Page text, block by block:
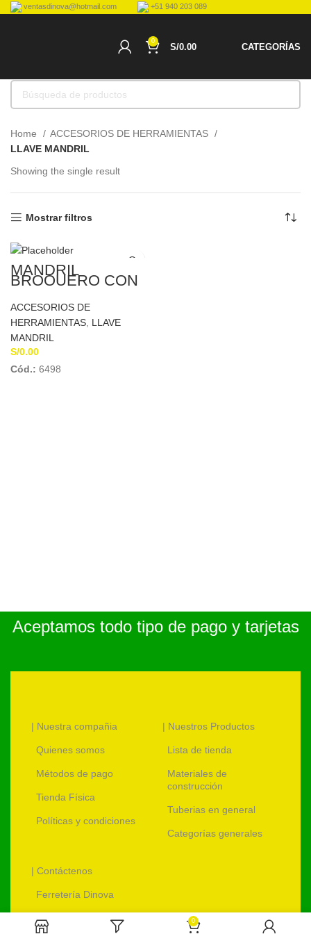
ventasdinova@hotmail.com +51 940 203 089
0
S/0.00 CATEGORÍAS
Home
ACCESORIOS DE HERRAMIENTAS
LLAVE MANDRIL
Showing the single result
Mostrar filtros
MANDRIL
BROQUERO CON
LLAVE
BLACK&DECKER
ACCESORIOS DE
HERRAMIENTAS, LLAVE
MANDRIL
S/0.00
Cód.: 6498
Aceptamos todo tipo de pago y tarjetas
| Nuestra compañia
Quienes somos
Métodos de pago
Tienda Física
Políticas y condiciones
| Nuestros Productos
Lista de tienda
Materiales de
construcción
Tuberias en general
Categorías generales
| Contáctenos
Ferretería Dinova
ventas@ferreteriadinova.com 0